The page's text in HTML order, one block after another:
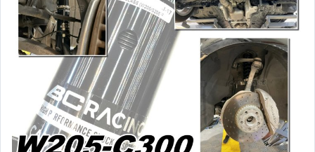
專用型魚眼霧燈.光圈魚眼霧燈
BMW光圈燈泡.CCFL光圈
LED第三剎車燈.LED燈泡
各車系專用DRL日行燈
車身標誌MARK.車身飾條